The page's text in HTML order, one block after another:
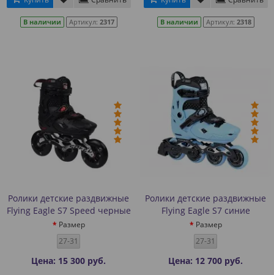
В наличии Артикул: 2317 В наличии Артикул: 2318
Ролики детские раздвижные
Flying Eagle S7 Speed черные
Размер
27-31
Цена: 15 300 руб.
Ролики детские раздвижные
Flying Eagle S7 синие
Размер
27-31
Цена: 12 700 руб.